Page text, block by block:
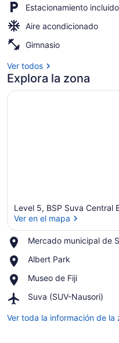
Estacionamiento incluido
Aire acondicionado
Gimnasio
Ver todos
Explora la zona
Level 5, BSP Suva Central
Ver en el mapa
Mercado municipal de
Place,
municipal
Suva
Albert Park
Place,
Park
Museo de Fiji
Place,
de
Suva (SUV-Nausori)
Airport,
(SUV-
Ver toda la información de la